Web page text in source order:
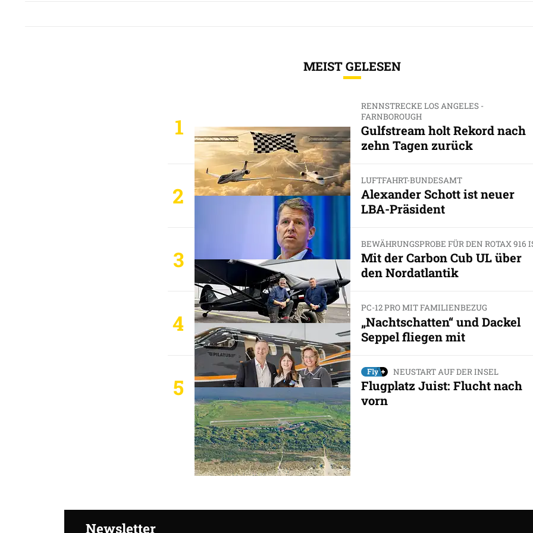
MEIST GELESEN
1
RENNSTRECKE LOS ANGELES -
FARNBOROUGH
Gulfstream holt Rekord nach
zehn Tagen zurück
2
LUFTFAHRT-BUNDESAMT
Alexander Schott ist neuer
LBA-Präsident
3
BEWÄHRUNGSPROBE FÜR DEN ROTAX 916
Mit der Carbon Cub UL über
den Nordatlantik
4
PC-12 PRO MIT FAMILIENBEZUG
„Nachtschatten“ und Dackel
Seppel fliegen mit
5
NEUSTART AUF DER INSEL
Flugplatz Juist: Flucht nach
vorn
Newsletter